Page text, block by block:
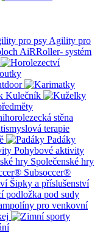
Agility pro
AiRRoller- systém
Kulečník
stěna
terapie
Padáky
Pohybové aktivity
Společenské hry
Subsoccer®
Šipky a příslušenství
podložka pod sudy
pro venkovní